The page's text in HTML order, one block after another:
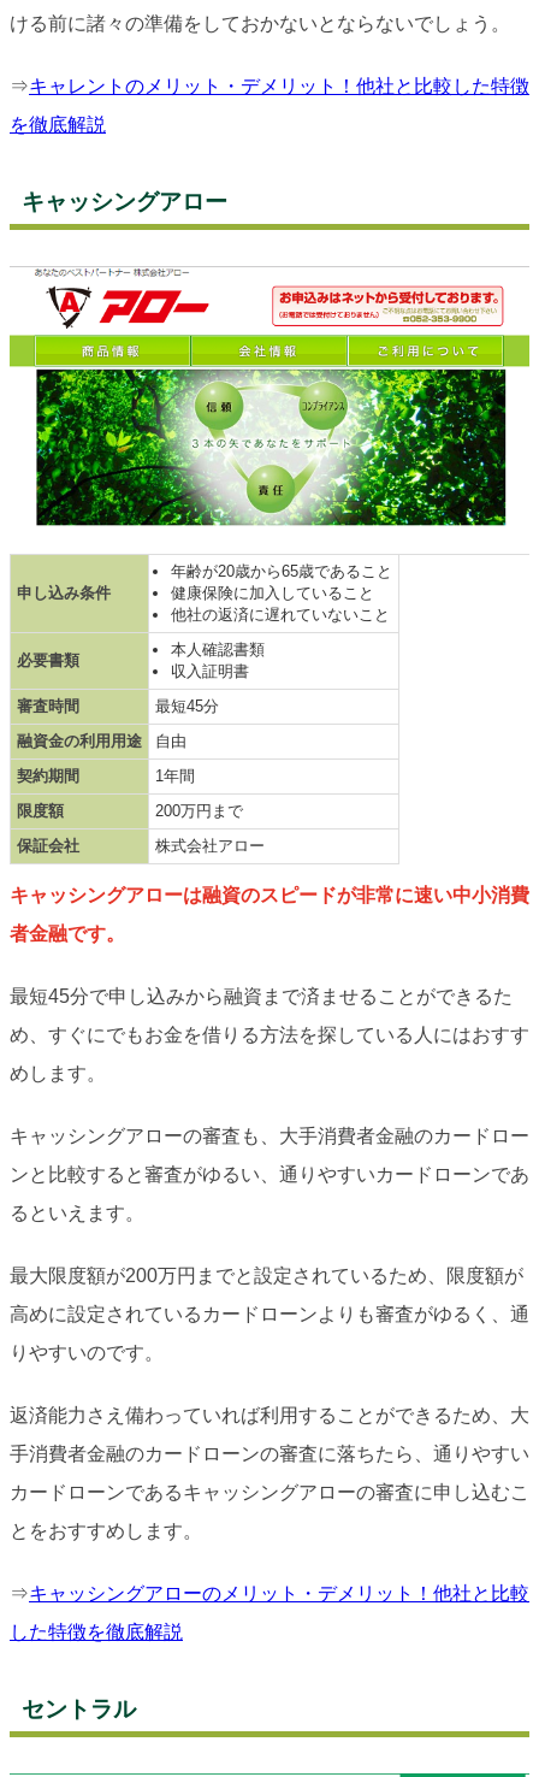
ける前に諸々の準備をしておかないとならないでしょう。
⇒キャレントのメリット・デメリット！他社と比較した特徴
を徹底解説
キャッシングアロー
申し込み条件
年齢が20歳から65歳であること
健康保険に加入していること
他社の返済に遅れていないこと
必要書類
本人確認書類
収入証明書
審査時間
最短45分
融資金の利用用途
自由
契約期間
1年間
限度額
200万円まで
保証会社
株式会社アロー
キャッシングアローは融資のスピードが非常に速い中小消費
者金融です。
最短45分で申し込みから融資まで済ませることができるた
め、すぐにでもお金を借りる方法を探している人にはおすす
めします。
キャッシングアローの審査も、大手消費者金融のカードロー
ンと比較すると審査がゆるい、通りやすいカードローンであ
るといえます。
最大限度額が200万円までと設定されているため、限度額が
高めに設定されているカードローンよりも審査がゆるく、通
りやすいのです。
返済能力さえ備わっていれば利用することができるため、大
手消費者金融のカードローンの審査に落ちたら、通りやすい
カードローンであるキャッシングアローの審査に申し込むこ
とをおすすめします。
⇒キャッシングアローのメリット・デメリット！他社と比較
した特徴を徹底解説
セントラル